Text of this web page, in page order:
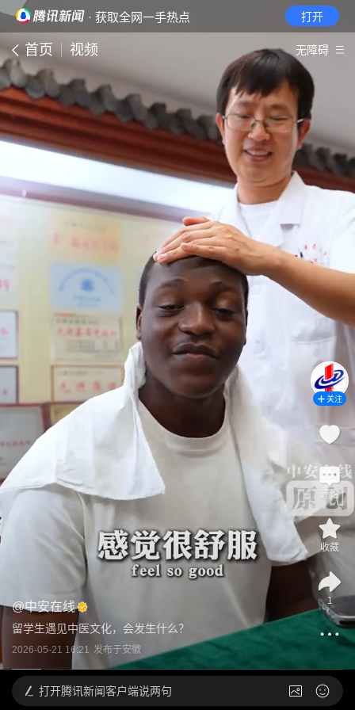
· 获取全网一手热点 打开
首页 视频 无障碍
@中安在线
留学生遇见中医文化，会发生什么？
2026-05-21 16:21 发布于安徽
关注
评论
收藏
1
打开腾讯新闻客户端说两句